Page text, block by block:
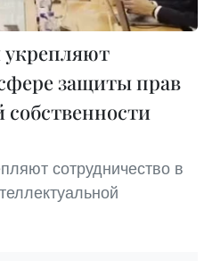
защиты прав
собственности
сотрудничество в